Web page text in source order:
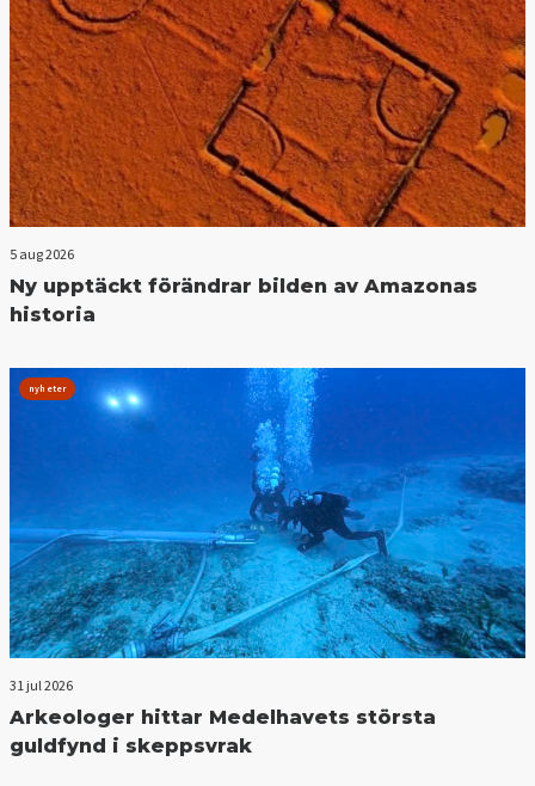
5 aug 2026
Ny upptäckt förändrar bilden av Amazonas
historia
nyheter
31 jul 2026
Arkeologer hittar Medelhavets största
guldfynd i skeppsvrak